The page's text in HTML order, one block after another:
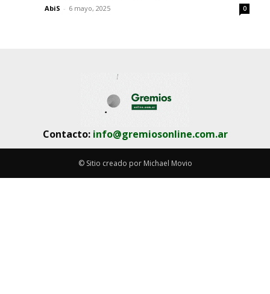
AbiS - 6 mayo, 2025 0
Contacto: info@gremiosonline.com.ar
© Sitio creado por Michael Movio